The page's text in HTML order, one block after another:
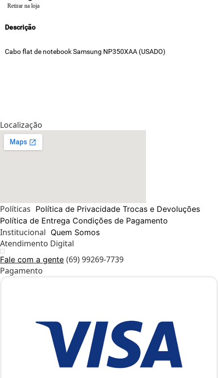
Retirar na loja
Descrição
Cabo flat de notebook Samsung NP350XAA (USADO)
Localização
Políticas Política de Privacidade Trocas e Devoluções
Política de Entrega Condições de Pagamento
Institucional Quem Somos
Atendimento Digital
Fale com a gente (69) 99269-7739
Pagamento